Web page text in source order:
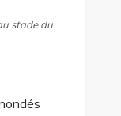
stade du